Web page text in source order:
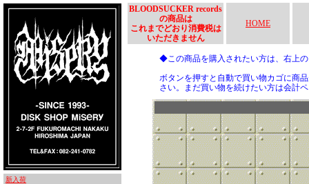
新入荷
BLOODSUCKER records
の商品は
これまでどおり消費税は
いただきません
HOME
◆この商品を購入されたい方は、右上
ボタンを押すと自動で買い物カゴに商
さい。まだ買い物を続けたい方は会計